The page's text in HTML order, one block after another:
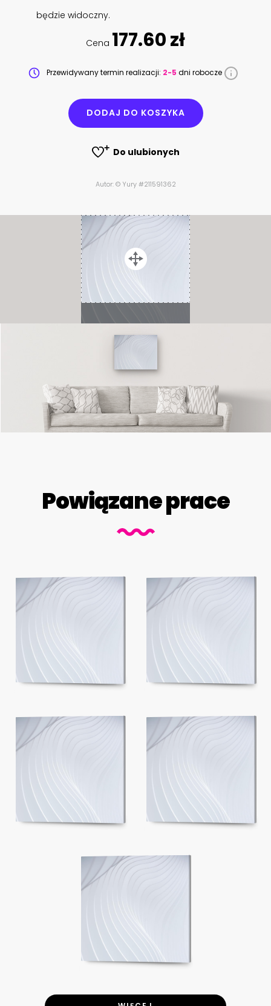
będzie widoczny.
Cena 177.60 zł
Przewidywany termin realizacji: 2-5 dni robocze
DODAJ DO KOSZYKA
Do ulubionych
Autor: © Yury #211591362
Powiązane prace